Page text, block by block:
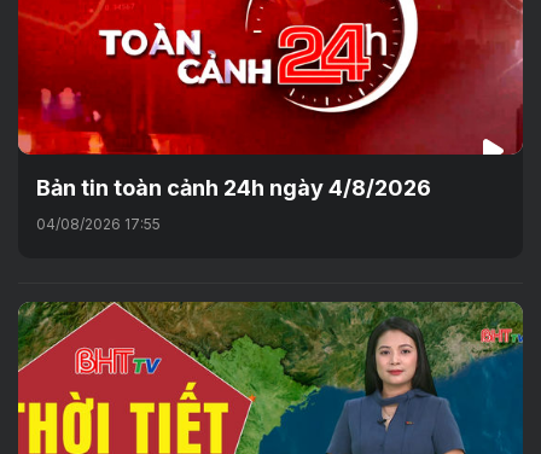
Bản tin toàn cảnh 24h ngày 4/8/2026
04/08/2026 17:55